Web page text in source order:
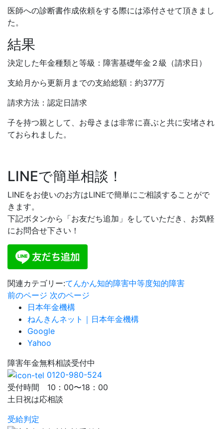
医師への診断書作成依頼をする際には添付させて頂きまし
た。
結果
決定した年金種類と等級：障害基礎年金２級（請求日）
支給月から更新月までの支給総額：約377万
請求方法：認定日請求
子を持つ親として、お母さまは非常に喜ぶと共に安堵され
ておられました。
LINEで簡単相談！
LINEをお使いのお方はLINEで簡単にご相談することがで
きます。
下記ボタンから「お友だち追加」をしていただき、お気軽
にお問合せ下さい！
関連カテゴリー:てんかん知的障害中等度知的障害
前のページ 次のページ
日本年金機構
ねんきんネット｜日本年金機構
Google
Yahoo
障害年金無料相談受付中
0120-980-524
受付時間 10：00〜18：00
土日祝は応相談
受給判定